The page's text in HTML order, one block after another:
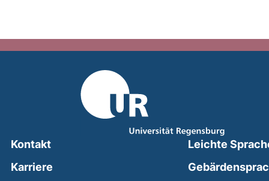
Kontakt
Karriere
Leichte